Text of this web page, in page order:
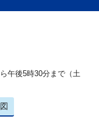
午後5時30分まで（土